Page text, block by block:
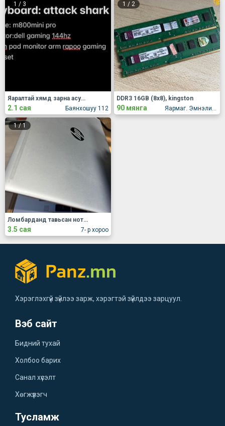
1 / 3
Баянхошуу 112
Яаралтай хямд зарна асуудал байхгүй
2.1 сая
1 / 2
Яармаг. Эмнэлийн буудал
DDR3 16GB (8x8), kingston
90 мянга
1/1
7- р хороо
Ломбарданд тавьсан нотебүүк зарна
3.5 сая
Хэрэглэхгүй зүйлээ зарж, хэрэгтэй зүйлдээ зарцуул.
Вэб сайт
Бидний тухай
Холбоо барих
Санал хүсэлт
Хөгжүүлэгч
Тусламж